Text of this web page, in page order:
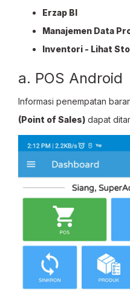
Erzap BI
Manajemen Data
Inventori - Lihat
a. POS Android
Informasi penempatan
(Point of Sales) dapat